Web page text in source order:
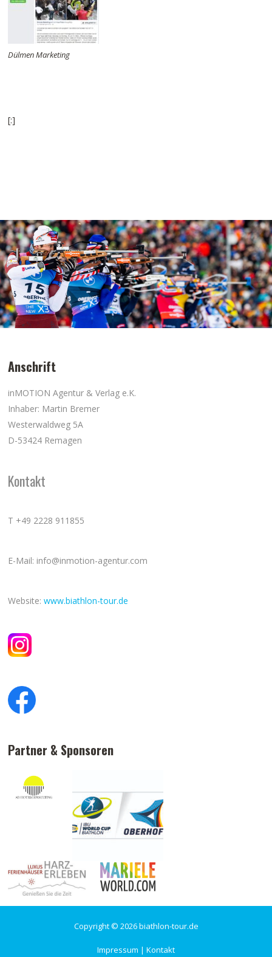
Dülmen Marketing
[:]
Anschrift
inMOTION Agentur & Verlag e.K.
Inhaber: Martin Bremer
Westerwaldweg 5A
D-53424 Remagen
Kontakt
T +49 2228 911855
E-Mail: info@inmotion-agentur.com
Website:www.biathlon-tour.de
Partner & Sponsoren
Copyright © 2026 biathlon-tour.de
Impressum | Kontakt